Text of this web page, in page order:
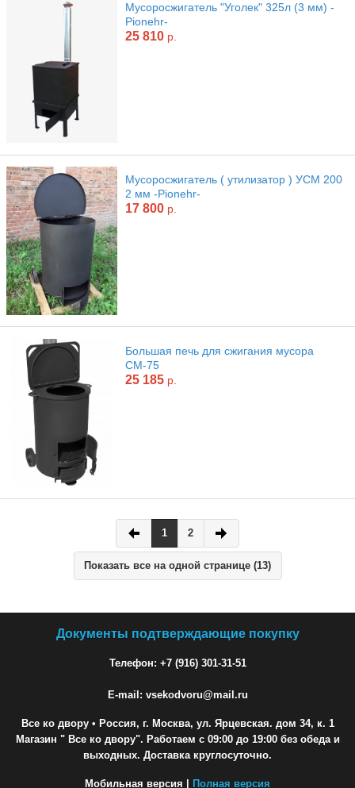
Мусоросжигатель "Уголек" 325л (3 мм) -
Pionehr-
25 810 р.
Мусоросжигатель ( утилизатор ) УСМ 200
2 мм -Pionehr-
17 800 р.
Большая печь для сжигания мусора
СМ-75
25 185 р.
1 2
Показать все на одной странице (13)
Документы подтверждающие покупку
Телефон: +7 (916) 301-31-51
E-mail: vsekodvoru@mail.ru
Все ко двору• Россия, г. Москва, ул. Ярцевская. дом 34, к. 1
Магазин " Все ко двору". Работаем с 09:00 до 19:00 без обеда и
выходных. Доставка круглосуточно.
Мобильная версия | Полная версия